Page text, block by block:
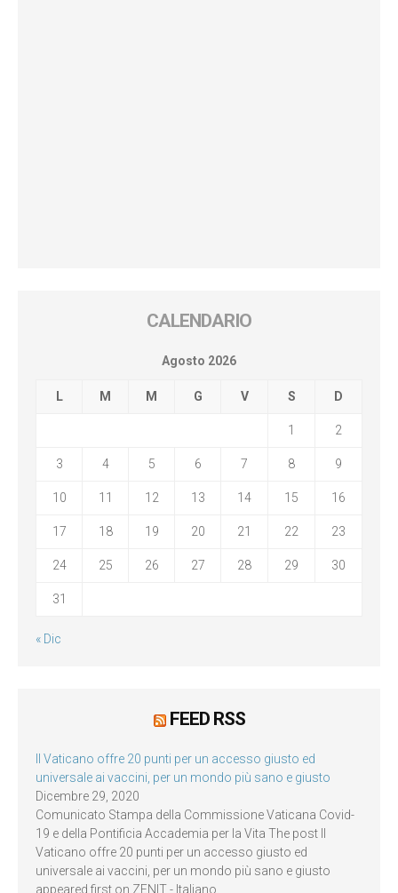
CALENDARIO
Agosto 2026
L M M G V S D
1 2
3 4 5 6 7 8 9
10 11 12 13 14 15 16
17 18 19 20 21 22 23
24 25 26 27 28 29 30
31
« Dic
FEED RSS
Il Vaticano offre 20 punti per un accesso giusto ed
universale ai vaccini, per un mondo più sano e giusto
Dicembre 29, 2020
Comunicato Stampa della Commissione Vaticana Covid-
19 e della Pontificia Accademia per la Vita The post Il
Vaticano offre 20 punti per un accesso giusto ed
universale ai vaccini, per un mondo più sano e giusto
appeared first on ZENIT - Italiano.